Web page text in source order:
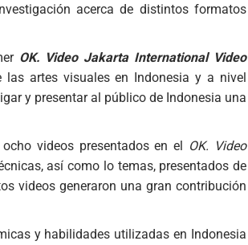
acerca de distintos formatos
OK. Video Jakarta International Video
artes visuales en Indonesia y a nivel
y presentar al público de Indonesia una
videos presentados en el OK. Video
así como lo temas, presentados de
videos generaron una gran contribución
y habilidades utilizadas en Indonesia